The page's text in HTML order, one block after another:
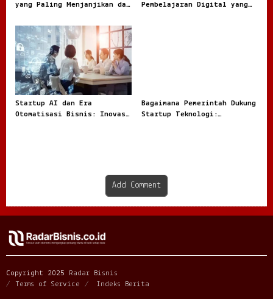
yang Paling Menjanjikan dan
Pembelajaran Digital yang
Startup AI dan Era
Otomatisasi Bisnis: Inovasi
Bagaimana Pemerintah Dukung
Startup Teknologi:
Add Comment
Copyright 2025
Radar Bisnis
Terms of Service
Indeks Berita